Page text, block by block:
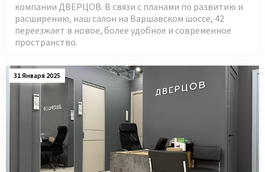
компании ДВЕРЦОВ. В связи с планами по развитию и
расширению, наш салон на Варшавском шоссе, 42
переезжает в новое, более удобное и современное
пространство.
31 Января 2025